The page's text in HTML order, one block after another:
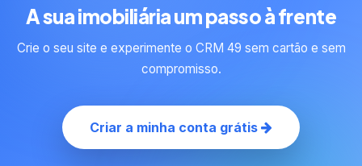
A sua imobiliária um passo à frente
Crie o seu site e experimente o CRM 49 sem cartão e sem
compromisso.
Criar a minha conta grátis